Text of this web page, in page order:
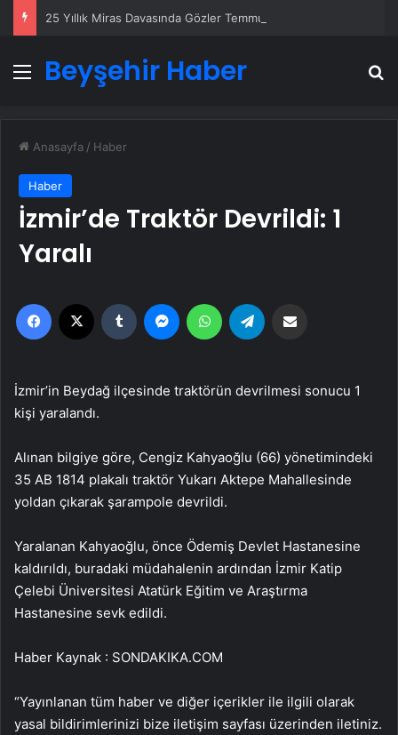
Menü
Beyşehir Haber
Anasayfa / Haber
Haber
İzmir’de Traktör Devrildi: 1
Yaralı
Facebook Tumblr MessengerWhatsApp
İzmir’in Beydağ ilçesinde traktörün devrilmesi sonucu 1
kişi yaralandı.
Alınan bilgiye göre, Cengiz Kahyaoğlu (66) yönetimindeki
35 AB 1814 plakalı traktör Yukarı Aktepe Mahallesinde
yoldan çıkarak şarampole devrildi.
Yaralanan Kahyaoğlu, önce Ödemiş Devlet Hastanesine
kaldırıldı, buradaki müdahalenin ardından İzmir Katip
Çelebi Üniversitesi Atatürk Eğitim ve Araştırma
Hastanesine sevk edildi.
Haber Kaynak : SONDAKIKA.COM
“Yayınlanan tüm haber ve diğer içerikler ile ilgili olarak
yasal bildirimlerinizi bize iletişim sayfası üzerinden iletiniz.